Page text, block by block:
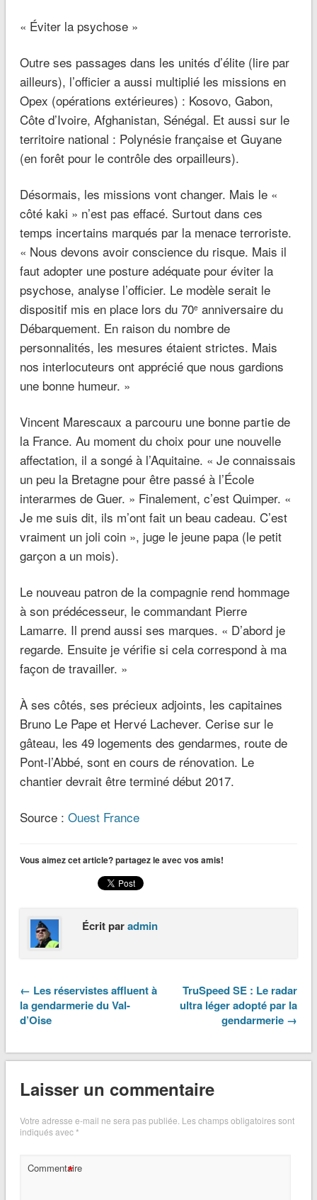
« Éviter la psychose »
Outre ses passages dans les unités d’élite (lire par
ailleurs), l’officier a aussi multiplié les missions en
Opex (opérations extérieures) : Kosovo, Gabon,
Côte d’Ivoire, Afghanistan, Sénégal. Et aussi sur le
territoire national : Polynésie française et Guyane
(en forêt pour le contrôle des orpailleurs).
Désormais, les missions vont changer. Mais le «
côté kaki » n’est pas effacé. Surtout dans ces
temps incertains marqués par la menace terroriste.
« Nous devons avoir conscience du risque. Mais il
faut adopter une posture adéquate pour éviter la
psychose, analyse l’officier. Le modèle serait le
dispositif mis en place lors du 70e anniversaire du
Débarquement. En raison du nombre de
personnalités, les mesures étaient strictes. Mais
nos interlocuteurs ont apprécié que nous gardions
une bonne humeur. »
Vincent Marescaux a parcouru une bonne partie de
la France. Au moment du choix pour une nouvelle
affectation, il a songé à l’Aquitaine. « Je connaissais
un peu la Bretagne pour être passé à l’École
interarmes de Guer. » Finalement, c’est Quimper. «
Je me suis dit, ils m’ont fait un beau cadeau. C’est
vraiment un joli coin », juge le jeune papa (le petit
garçon a un mois).
Le nouveau patron de la compagnie rend hommage
à son prédécesseur, le commandant Pierre
Lamarre. Il prend aussi ses marques. « D’abord je
regarde. Ensuite je vérifie si cela correspond à ma
façon de travailler. »
À ses côtés, ses précieux adjoints, les capitaines
Bruno Le Pape et Hervé Lachever. Cerise sur le
gâteau, les 49 logements des gendarmes, route de
Pont-l’Abbé, sont en cours de rénovation. Le
chantier devrait être terminé début 2017.
Source : Ouest France
Vous aimez cet article? partagez le avec vos amis!
Écrit paradmin
← Les réservistes affluent à
la gendarmerie du Val-
d’Oise
TruSpeed SE : Le radar
ultra léger adopté par la
gendarmerie →
Laisser un commentaire
Votre adresse e-mail ne sera pas publiée. Les champs obligatoires sont
indiqués avec*
Commentaire
*